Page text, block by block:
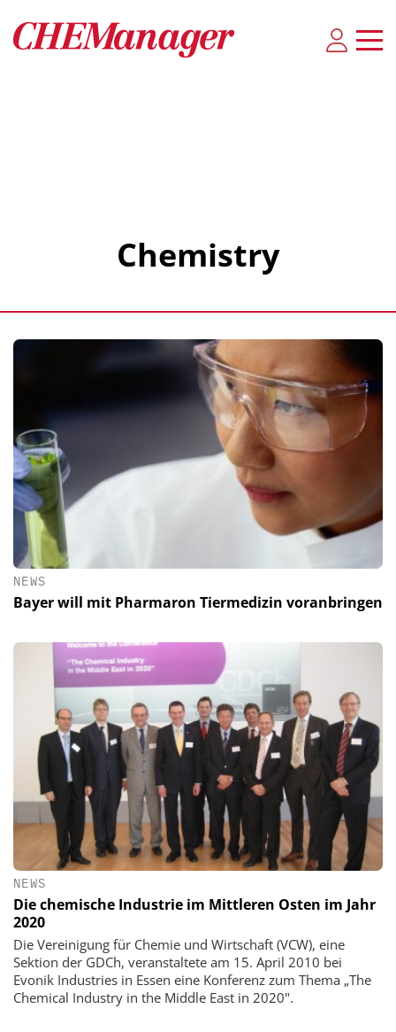
Chemistry
NEWS
Bayer will mit Pharmaron Tiermedizin voranbringen
NEWS
Die chemische Industrie im Mittleren Osten im Jahr
2020
Die Vereinigung für Chemie und Wirtschaft (VCW), eine
Sektion der GDCh, veranstaltete am 15. April 2010 bei
Evonik Industries in Essen eine Konferenz zum Thema „The
Chemical Industry in the Middle East in 2020".